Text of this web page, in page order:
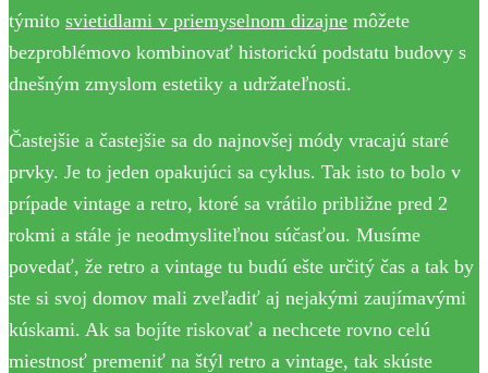
týmito svietidlami v priemyselnom dizajne môžete
bezproblémovo kombinovať historickú podstatu budovy s
dnešným zmyslom estetiky a udržateľnosti.
Častejšie a častejšie sa do najnovšej módy vracajú staré
prvky. Je to jeden opakujúci sa cyklus. Tak isto to bolo v
prípade vintage a retro, ktoré sa vrátilo približne pred 2
rokmi a stále je neodmysliteľnou súčasťou. Musíme
povedať, že retro a vintage tu budú ešte určitý čas a tak by
ste si svoj domov mali zveľadiť aj nejakými zaujímavými
kúskami. Ak sa bojíte riskovať a nechcete rovno celú
miestnosť premeniť na štýl retro a vintage, tak skúste